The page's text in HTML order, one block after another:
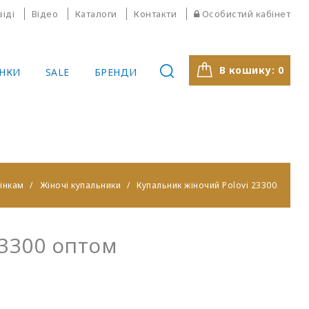
Відео Каталоги Контакти Особистий кабінет
В кошику: 0
SALE БРЕНДИ
Жіночі купальники Купальник жіночий Polovi 23300
оптом